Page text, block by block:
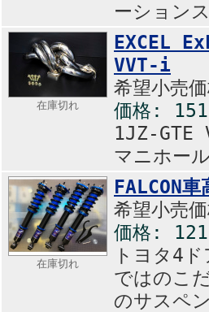
ーション
在庫切れ
EXCEL
VVT-i
希望小売
価格:
1JZ-GTE
マニホー
在庫切れ
FALCON
希望小売
価格:
トヨタ4
ではのこ
のサスペ